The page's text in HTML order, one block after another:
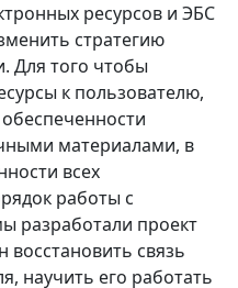
ресурсов и ЭБС
стратегию
Для того чтобы
к пользователю,
материалами, в
всех
работы с
разработали проект
восстановить связь
научить его работать